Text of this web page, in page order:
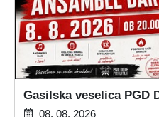
Gasilska veselica PGD
08. 08. 2026